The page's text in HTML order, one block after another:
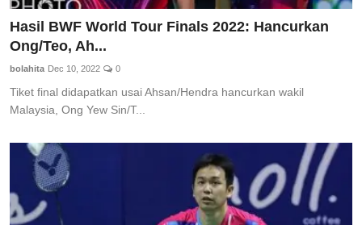
Hasil BWF World Tour Finals 2022: Hancurkan
Ong/Teo, Ah...
bolahita Dec 10, 2022 0
Tiket final didapatkan usai Ahsan/Hendra hancurkan wakil
Malaysia, Ong Yew Sin/T...